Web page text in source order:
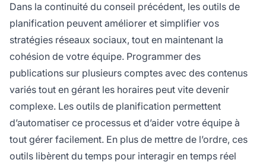
Dans la continuité du conseil précédent, les outils de
planification peuvent améliorer et simplifier vos
stratégies réseaux sociaux, tout en maintenant la
cohésion de votre équipe. Programmer des
publications sur plusieurs comptes avec des contenus
variés tout en gérant les horaires peut vite devenir
complexe. Les outils de planification permettent
d’automatiser ce processus et d’aider votre équipe à
tout gérer facilement. En plus de mettre de l’ordre, ces
outils libèrent du temps pour interagir en temps réel